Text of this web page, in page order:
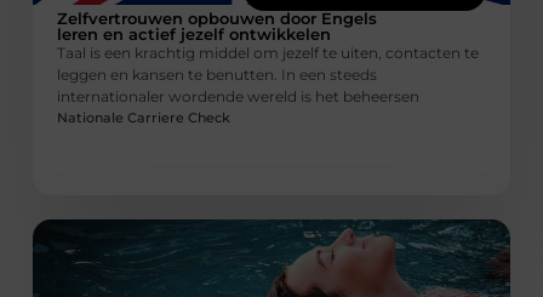
Zelfvertrouwen opbouwen door Engels
leren en actief jezelf ontwikkelen
Taal is een krachtig middel om jezelf te uiten, contacten te
leggen en kansen te benutten. In een steeds
internationaler wordende wereld is het beheersen
Nationale Carriere Check